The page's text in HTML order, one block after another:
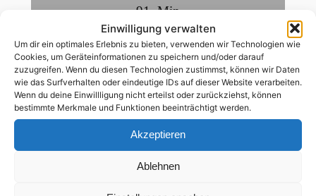
Einwilligung verwalten
Um dir ein optimales Erlebnis zu bieten, verwenden wir Technologien wie
Cookies, um Geräteinformationen zu speichern und/oder darauf
zuzugreifen. Wenn du diesen Technologien zustimmst, können wir Daten
wie das Surfverhalten oder eindeutige IDs auf dieser Website verarbeiten.
Wenn du deine Einwillligung nicht erteilst oder zurückziehst, können
bestimmte Merkmale und Funktionen beeinträchtigt werden.
Akzeptieren
Ablehnen
91 Min
deutsch,englisch
ab 0 Jahren
lesbische Hauptrolle
Wann findet Jenny (Katherine Heigl) nur den
richtigen Mann? Diese Frage stellen sich ihre